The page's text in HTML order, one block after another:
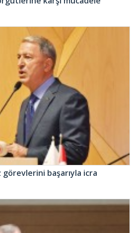
başarıyla icra